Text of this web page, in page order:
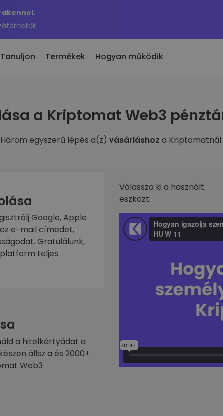
hozzáadott
hozzáadott tokenek a
akkor, ha 100 €
Tanuljon Termékek
kriptovaluta
egyszerű
KriptoEarn
Kapj jutalmakat a kriptod után
Trezor
befektetések (DCA)
Hogyan működik
a Kriptomat Web3
Három egyszerű lépés a(z) vásárláshoz a Kriptomatnál:
Google, Apple
e-mail címedet,
Gratulálunk,
teljes
a hitelkártyádat a
állsz a és 2000+
Web3
Válassza ki a használt
eszközt: